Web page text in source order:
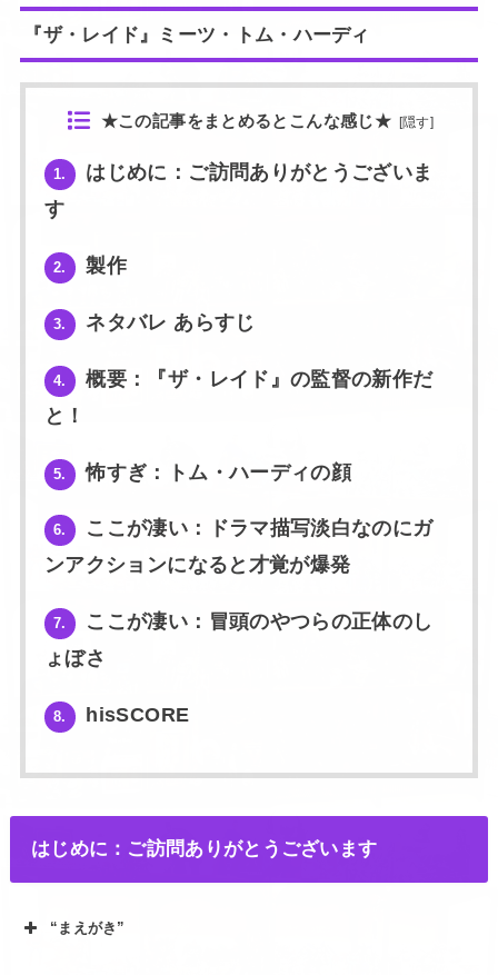
『ザ・レイド』ミーツ・トム・ハーディ
★この記事をまとめるとこんな感じ★ [隠す]
1.
はじめに：ご訪問ありがとうございま
す
2. 製作
3. ネタバレ あらすじ
4.
概要：『ザ・レイド』の監督の新作だ
と！
5. 怖すぎ：トム・ハーディの顔
6.
ここが凄い：ドラマ描写淡白なのにガ
ンアクションになると才覚が爆発
7.
ここが凄い：冒頭のやつらの正体のし
ょぼさ
8. hisSCORE
はじめに：ご訪問ありがとうございます
“まえがき”